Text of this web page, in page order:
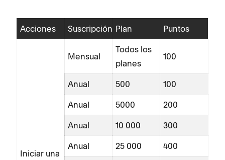
Acciones Suscripción Plan Puntos
Iniciar una
Mensual
Todos los
planes
100
Anual 500 100
Anual 5000 200
Anual 10 000 300
Anual 25 000 400